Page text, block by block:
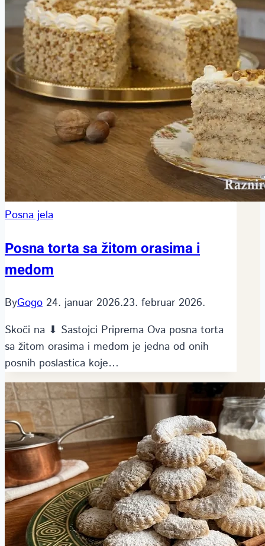
Posna jela
Posna torta sa žitom orasima i
medom
ByGogo 24. januar 2026.23. februar 2026.
Skoči na ⬇ Sastojci Priprema Ova posna torta
sa žitom orasima i medom je jedna od onih
posnih poslastica koje…